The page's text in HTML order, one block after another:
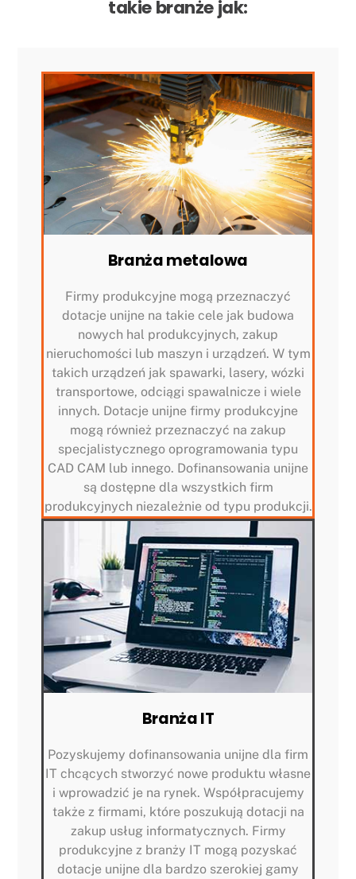
takie branże jak:
Branża metalowa
Firmy produkcyjne mogą przeznaczyć
dotacje unijne na takie cele jak budowa
nowych hal produkcyjnych, zakup
nieruchomości lub maszyn i urządzeń. W tym
takich urządzeń jak spawarki, lasery, wózki
transportowe, odciągi spawalnicze i wiele
innych. Dotacje unijne firmy produkcyjne
mogą również przeznaczyć na zakup
specjalistycznego oprogramowania typu
CAD CAM lub innego. Dofinansowania unijne
są dostępne dla wszystkich firm
produkcyjnych niezależnie od typu produkcji.
Branża IT
Pozyskujemy dofinansowania unijne dla firm
IT chcących stworzyć nowe produktu własne
i wprowadzić je na rynek. Współpracujemy
także z firmami, które poszukują dotacji na
zakup usług informatycznych. Firmy
produkcyjne z branży IT mogą pozyskać
dotacje unijne dla bardzo szerokiej gamy